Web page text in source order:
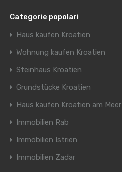
Categorie popolari
Haus kaufen Kroatien
Wohnung kaufen Kroatien
Steinhaus Kroatien
Grundstücke Kroatien
Haus kaufen Kroatien am Meer
Immobilien Rab
Immobilien Istrien
Immobilien Zadar